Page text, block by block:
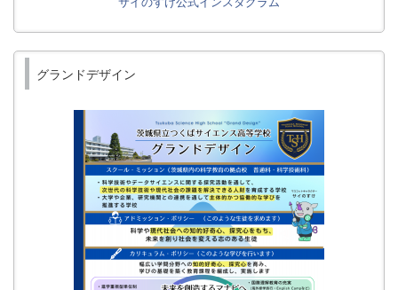
グランドデザイン